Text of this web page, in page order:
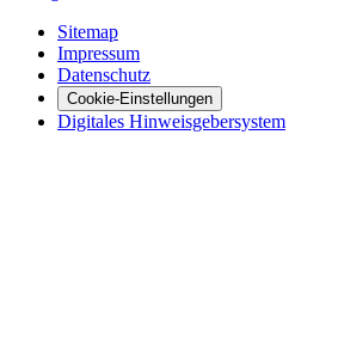
Sitemap
Impressum
Datenschutz
Cookie-Einstellungen
Digitales Hinweisgebersystem